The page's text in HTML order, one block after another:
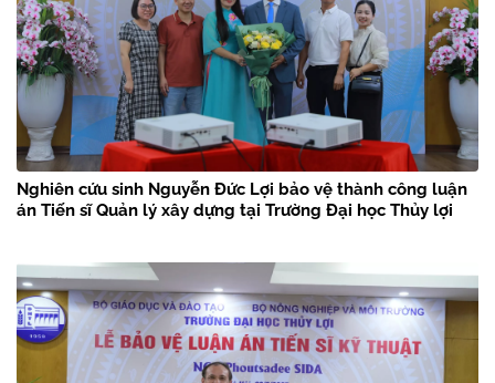
Nghiên cứu sinh Nguyễn Đức Lợi bảo vệ thành công luận
án Tiến sĩ Quản lý xây dựng tại Trường Đại học Thủy lợi